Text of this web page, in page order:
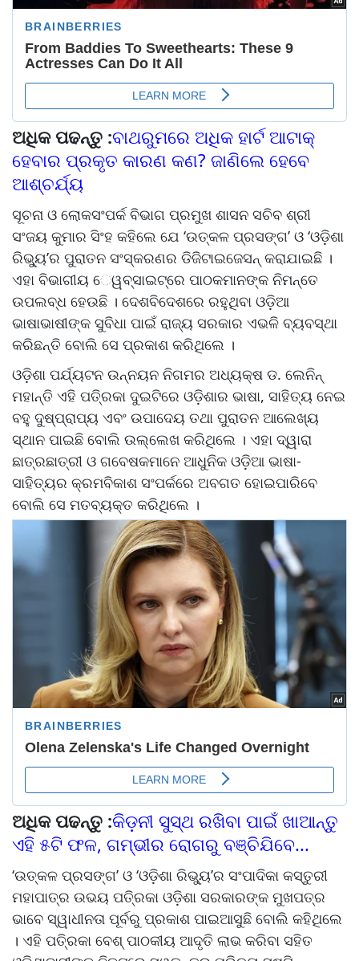
ଅଧିକ ପଢନ୍ତୁ :ବାଥରୁମରେ ଅଧିକ ହାର୍ଟ ଆଟାକ୍
ହେବାର ପ୍ରକୃତ କାରଣ କଣ? ଜାଣିଲେ ହେବେ
ଆଶ୍ଚର୍ଯ୍ୟ
ସୂଚନା ଓ ଲୋକସଂପର୍କ ବିଭାଗ ପ୍ରମୁଖ ଶାସନ ସଚିବ ଶ୍ରୀ
ସଂଜୟ କୁମାର ସିଂହ କହିଲେ ଯେ ‘ଉତ୍କଳ ପ୍ରସଙ୍ଗ’ ଓ ‘ଓଡ଼ିଶା
ରିଭୁ୍ୟ’ର ପୁରାତନ ସଂସ୍କରଣର ଡିଜିଟାଇଜେସନ୍‌ କରାଯାଇଛି ।
ଏହା ବିଭାଗୀୟ େୱବ୍‌ସାଇଟ୍‌ରେ ପାଠକମାନଙ୍କ ନିମନ୍ତେ
ଉପଲବ୍ଧ ହେଉଛି । ଦେଶବିଦେଶରେ ରହୁଥିବା ଓଡ଼ିଆ
ଭାଷାଭାଷୀଙ୍କ ସୁବିଧା ପାଇଁ ରାଜ୍ୟ ସରକାର ଏଭଳି ବ୍ୟବସ୍ଥା
କରିଛନ୍ତି ବୋଲି ସେ ପ୍ରକାଶ କରିଥିଲେ ।
ଓଡ଼ିଶା ପର୍ଯ୍ୟଟନ ଉନ୍ନୟନ ନିଗମର ଅଧ୍ୟକ୍ଷ ଡ. ଲେନିନ୍‌
ମହାନ୍ତି ଏହି ପତି୍ରକା ଦୁଇଟିରେ ଓଡ଼ିଶାର ଭାଷା, ସାହିତ୍ୟ ନେଇ
ବହୁ ଦୁଷ୍ପ୍ରାପ୍ୟ ଏବଂ ଉପାଦେୟ ତଥା ପୁରାତନ ଆଲେଖ୍ୟ
ସ୍ଥାନ ପାଇଛି ବୋଲି ଉଲ୍ଲେଖ କରିଥିଲେ । ଏହା ଦ୍ୱାରା
ଛାତ୍ରଛାତ୍ରୀ ଓ ଗବେଷକମାନେ ଆଧୁନିକ ଓଡ଼ିଆ ଭାଷା-
ସାହିତ୍ୟର କ୍ରମବିକାଶ ସଂପର୍କରେ ଅବଗତ ହୋଇପାରିବେ
ବୋଲି ସେ ମତବ୍ୟକ୍ତ କରିଥିଲେ ।
ଅଧିକ ପଢନ୍ତୁ :କିଡ଼ନୀ ସୁସ୍ଥ ରଖିବା ପାଇଁ ଖାଆନ୍ତୁ
ଏହି ୫ଟି ଫଳ, ଗମ୍ଭୀର ରୋଗରୁ ବଞ୍ଚିଯିବେ...
‘ଉତ୍କଳ ପ୍ରସଙ୍ଗ’ ଓ ‘ଓଡ଼ିଶା ରିଭୁ୍ୟ’ର ସଂପାଦିକା କସ୍ତୁରୀ
ମହାପାତ୍ର ଉଭୟ ପତି୍ରକା ଓଡ଼ିଶା ସରକାରଙ୍କ ମୁଖପତ୍ର
ଭାବେ ସ୍ୱାଧୀନତା ପୂର୍ବରୁ ପ୍ରକାଶ ପାଇଆସୁଛି ବୋଲି କହିଥିଲେ
। ଏହି ପତି୍ରକା ବେଶ୍‌ ପାଠକୀୟ ଆଦୃତି ଲାଭ କରିବା ସହିତ